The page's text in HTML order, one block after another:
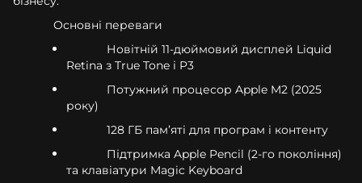
Основні переваги
Новітній 11-дюймовий дисплей Liquid
Retina з True Tone і P3
Потужний процесор Apple M2 (2025
року)
128 ГБ пам’яті для програм і контенту
Підтримка Apple Pencil (2-го покоління)
та клавіатури Magic Keyboard